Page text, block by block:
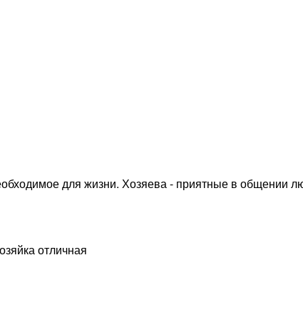
для жизни. Хозяева - приятные в общении
отличная